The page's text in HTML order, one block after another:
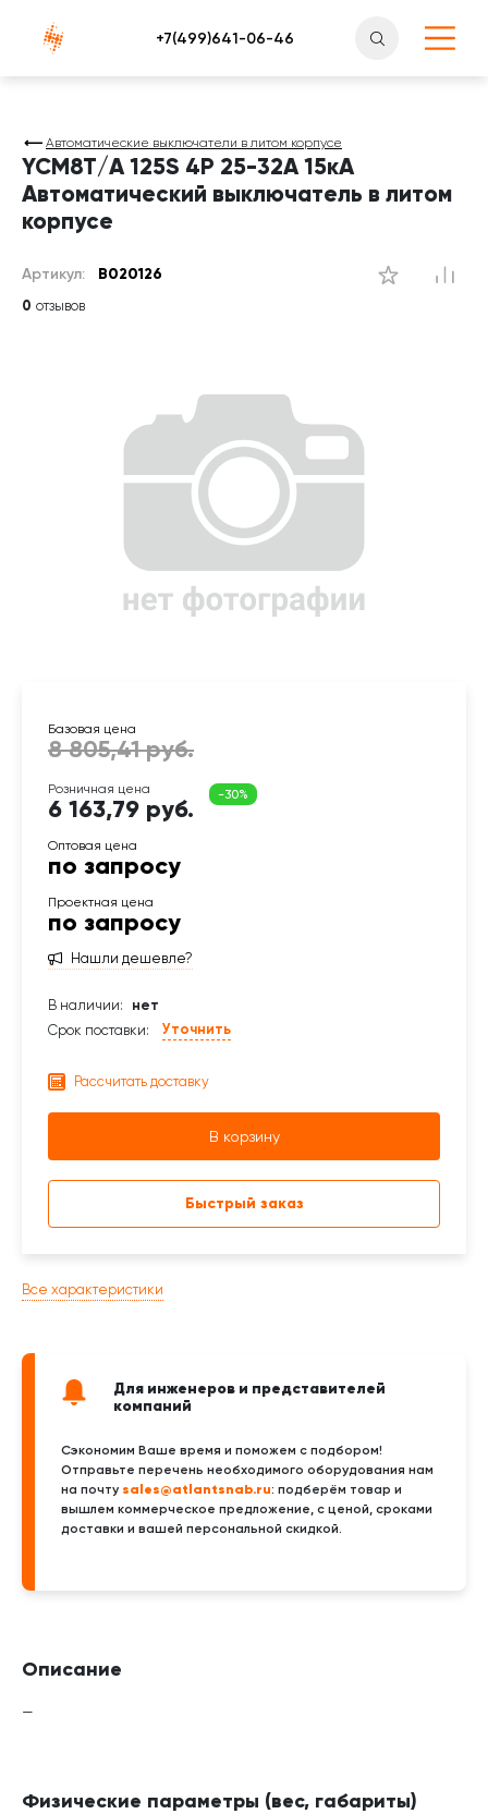
Атлантснаб
Автоматические выключатели в литом корпусе
YCM8T/A 125S 4P 25-32A 15кА
Автоматический выключатель в литом
корпусе
Артикул: B020126
Все характеристики
Для инженеров и представителей
компаний
Сэкономим Ваше время и поможем с подбором!
Отправьте перечень необходимого оборудования нам
на почту sales@atlantsnab.ru: подберём товар и
вышлем коммерческое предложение, с ценой, сроками
доставки и вашей персональной скидкой.
6 163,79 руб.
по запросу
по запросу
Нашли дешевле?
В наличии:
нет
Срок поставки:
Уточнить
Рассчитать доставку
В корзину
Быстрый заказ
Описание
—
Физические параметры (вес, габариты)